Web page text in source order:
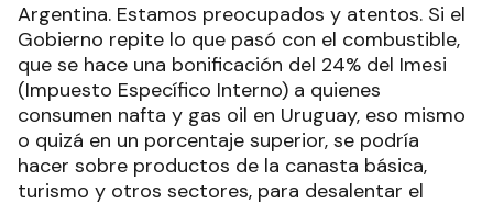
Argentina. Estamos preocupados y atentos. Si el
Gobierno repite lo que pasó con el combustible,
que se hace una bonificación del 24% del Imesi
(Impuesto Específico Interno) a quienes
consumen nafta y gas oil en Uruguay, eso mismo
o quizá en un porcentaje superior, se podría
hacer sobre productos de la canasta básica,
turismo y otros sectores, para desalentar el